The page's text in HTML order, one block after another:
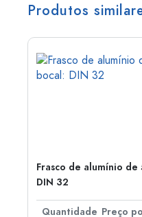
Produtos
Frasco de alumínio
DIN 32
Quantidade